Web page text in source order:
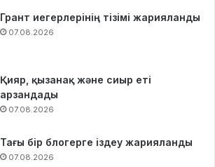
Грант иегерлерінің тізімі жарияланды
07.08.2026
Қияр, қызанақ және сиыр еті
арзандады
07.08.2026
Тағы бір блогерге іздеу жарияланды
07.08.2026